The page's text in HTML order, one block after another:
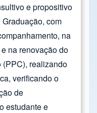
e propositivo
com
na
na renovação do
realizando
verificando o
de
estudante e